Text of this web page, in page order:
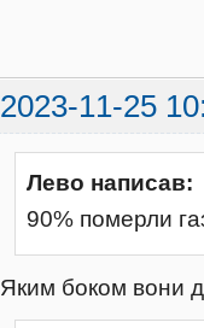
2023-11-25
Лево написав:
90% померли
Яким боком вони